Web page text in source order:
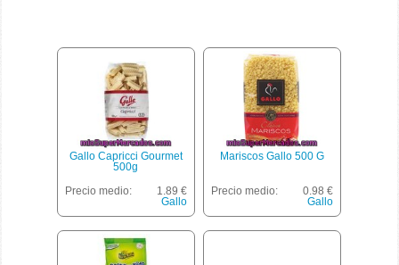
Gallo Capricci Gourmet
500g
Precio medio:
1.89 €
Gallo
Mariscos Gallo 500 G
Precio medio:
0.98 €
Gallo